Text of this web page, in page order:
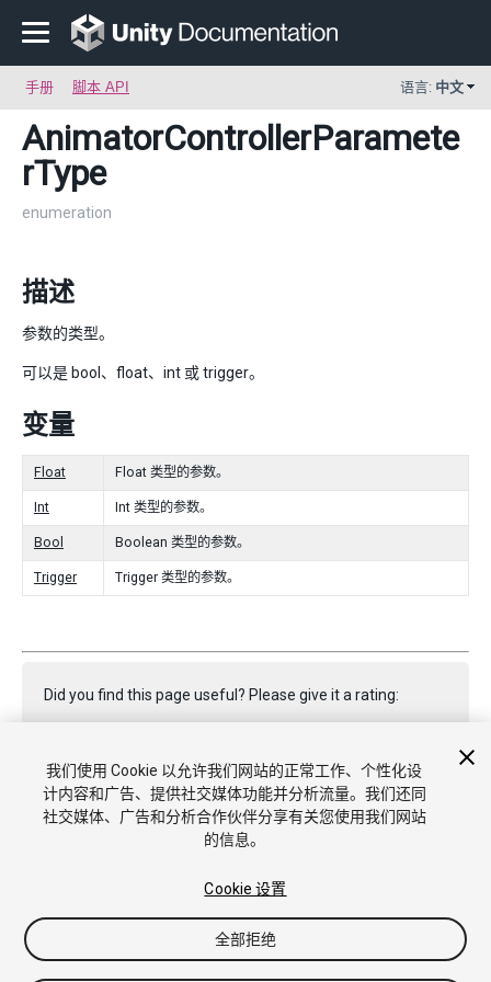
手册 脚本 API 语言: 中文
AnimatorControllerParamete
rType
enumeration
描述
参数的类型。
可以是 bool、float、int 或 trigger。
变量
Float Float 类型的参数。
Int Int 类型的参数。
Bool Boolean 类型的参数。
Trigger Trigger 类型的参数。
Did you find this page useful? Please give it a rating:
Report a problem on this page
Copyright © 2022 Unity Technologies. Publication 2023.1
我们使用 Cookie 以允许我们网站的正常工作、个性化设
计内容和广告、提供社交媒体功能并分析流量。我们还同
社交媒体、广告和分析合作伙伴分享有关您使用我们网站
的信息。
Cookie 设置
全部拒绝